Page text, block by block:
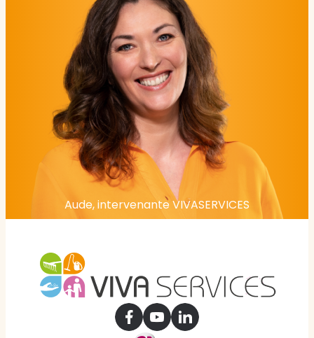
Aude, intervenante VIVASERVICES